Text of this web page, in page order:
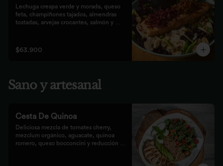
Lechuga crespa verde y morada, queso
feta, champiñones tajados, almendras
tostadas, arvejas crocantes, salmón y
$63.900
Sano y artesanal
Cesta De Quinoa
Deliciosa mezcla de tomates cherry,
mezclum orgánico, aguacate, quinoa
romero, queso bocconcini y reducción